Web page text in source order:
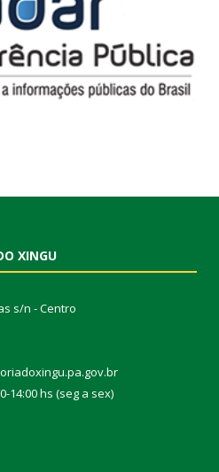
XINGU
s/n - Centro
14:00 hs (seg a sex)